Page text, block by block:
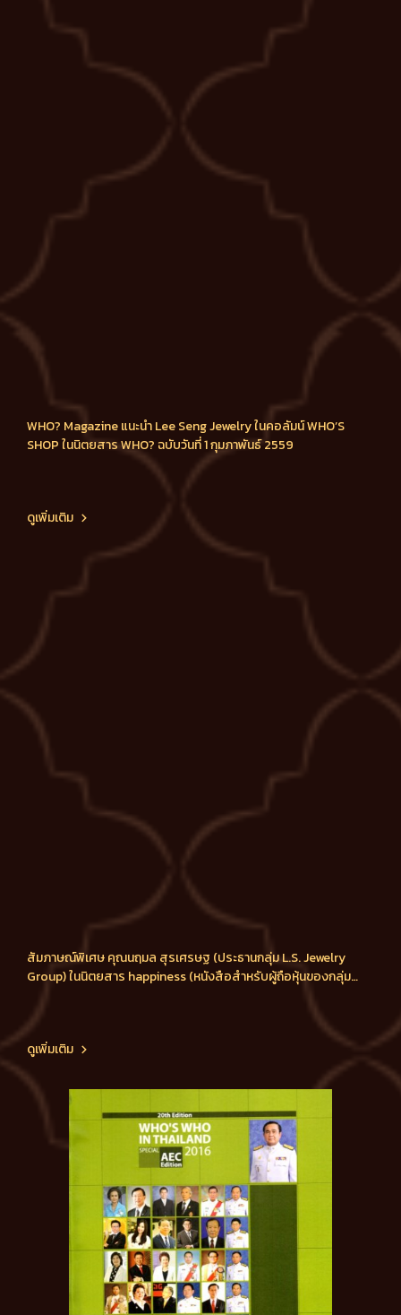
WHO? Magazine แนะนำ Lee Seng Jewelry ในคอลัมน์ WHO’S
SHOP ในนิตยสาร WHO? ฉบับวันที่ 1 กุมภาพันธ์ 2559
ดูเพิ่มเติม
สัมภาษณ์พิเศษ คุณนฤมล สุรเศรษฐ (ประธานกลุ่ม L.S. Jewelry
Group) ในนิตยสาร happiness (หนังสือสำหรับผู้ถือหุ้นของกลุ่ม
ดูเพิ่มเติม